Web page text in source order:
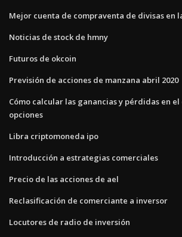
Mejor cuenta de compraventa de divisas en
Noticias de stock de hmny
Futuros de okcoin
Previsión de acciones de manzana abril 2020
Cómo calcular las ganancias y pérdidas en
opciones
Libra criptomoneda ipo
Introducción a estrategias comerciales
Precio de las acciones de ael
Reclasificación de comerciante a inversor
Locutores de radio de inversión